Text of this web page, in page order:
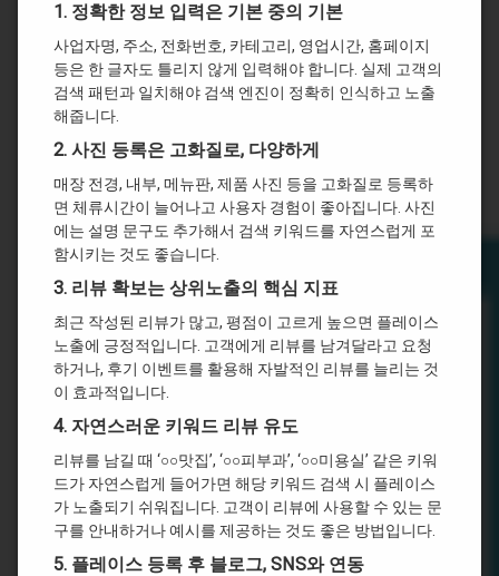
1. 정확한 정보 입력은 기본 중의 기본
사업자명, 주소, 전화번호, 카테고리, 영업시간, 홈페이지
등은 한 글자도 틀리지 않게 입력해야 합니다. 실제 고객의
검색 패턴과 일치해야 검색 엔진이 정확히 인식하고 노출
해줍니다.
2. 사진 등록은 고화질로, 다양하게
매장 전경, 내부, 메뉴판, 제품 사진 등을 고화질로 등록하
면 체류시간이 늘어나고 사용자 경험이 좋아집니다. 사진
에는 설명 문구도 추가해서 검색 키워드를 자연스럽게 포
함시키는 것도 좋습니다.
3. 리뷰 확보는 상위노출의 핵심 지표
최근 작성된 리뷰가 많고, 평점이 고르게 높으면 플레이스
노출에 긍정적입니다. 고객에게 리뷰를 남겨달라고 요청
하거나, 후기 이벤트를 활용해 자발적인 리뷰를 늘리는 것
이 효과적입니다.
4. 자연스러운 키워드 리뷰 유도
리뷰를 남길 때 ‘○○맛집’, ‘○○피부과’, ‘○○미용실’ 같은 키워
드가 자연스럽게 들어가면 해당 키워드 검색 시 플레이스
가 노출되기 쉬워집니다. 고객이 리뷰에 사용할 수 있는 문
구를 안내하거나 예시를 제공하는 것도 좋은 방법입니다.
5. 플레이스 등록 후 블로그, SNS와 연동